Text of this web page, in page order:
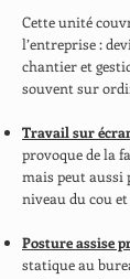
Cette unité
l’entreprise :
chantier et
souvent sur
Travail sur
provoque de la
mais peut aussi
niveau du cou et
Posture assise
statique au